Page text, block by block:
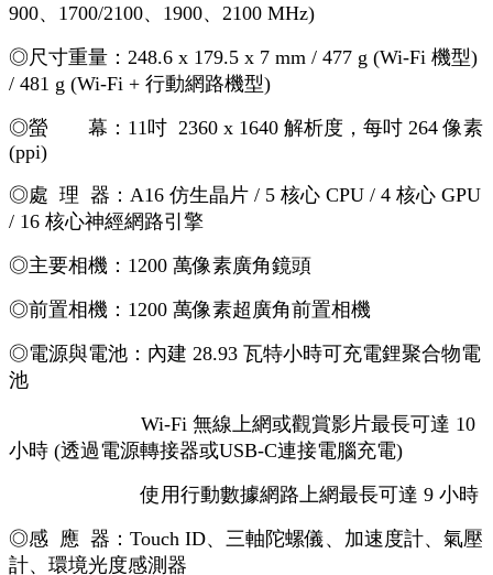
900、1700/2100、1900、2100 MHz)
◎尺寸重量：248.6 x 179.5 x 7 mm / 477 g (Wi-Fi 機型)
/ 481 g (Wi-Fi + 行動網路機型)
◎螢 幕：11吋 2360 x 1640 解析度，每吋 264 像素
(ppi)
◎處 理 器：A16 仿生晶片 / 5 核心 CPU / 4 核心 GPU
/ 16 核心神經網路引擎
◎主要相機：1200 萬像素廣角鏡頭
◎前置相機：1200 萬像素超廣角前置相機
◎電源與電池：內建 28.93 瓦特小時可充電鋰聚合物電
池
Wi‑Fi 無線上網或觀賞影片最長可達 10
小時 (透過電源轉接器或USB‑C連接電腦充電)
使用行動數據網路上網最長可達 9 小時
◎感 應 器：Touch ID、三軸陀螺儀、加速度計、氣壓
計、環境光度感測器